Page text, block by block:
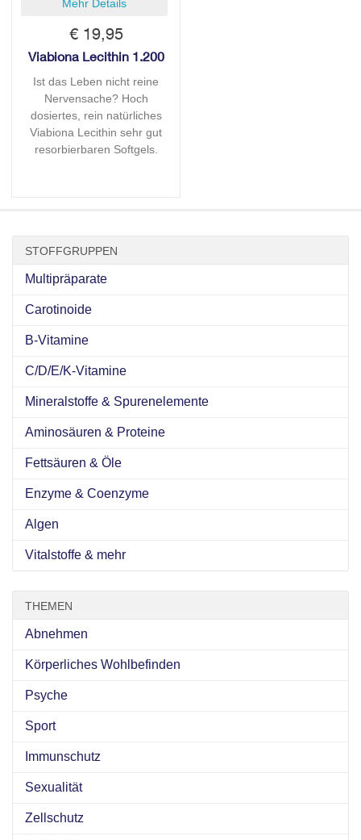
Mehr Details
€ 19,95
Viabiona Lecithin 1.200
Ist das Leben nicht reine
Nervensache? Hoch
dosiertes, rein natürliches
Viabiona Lecithin sehr gut
resorbierbaren Softgels.
STOFFGRUPPEN
Multipräparate
Carotinoide
B-Vitamine
C/D/E/K-Vitamine
Mineralstoffe & Spurenelemente
Aminosäuren & Proteine
Fettsäuren & Öle
Enzyme & Coenzyme
Algen
Vitalstoffe & mehr
THEMEN
Abnehmen
Körperliches Wohlbefinden
Psyche
Sport
Immunschutz
Sexualität
Zellschutz